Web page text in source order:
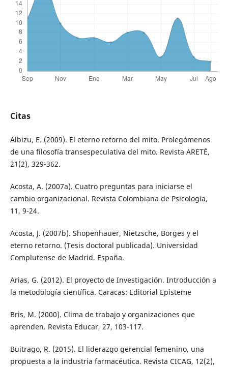
Citas
Albizu, E. (2009). El eterno retorno del mito. Prolegómenos
de una filosofía transespeculativa del mito. Revista ARETÉ,
21(2), 329-362.
Acosta, A. (2007a). Cuatro preguntas para iniciarse el
cambio organizacional. Revista Colombiana de Psicología,
11, 9-24.
Acosta, J. (2007b). Shopenhauer, Nietzsche, Borges y el
eterno retorno. (Tesis doctoral publicada). Universidad
Complutense de Madrid. España.
Arias, G. (2012). El proyecto de Investigación. Introducción a
la metodología científica. Caracas: Editorial Episteme
Bris, M. (2000). Clima de trabajo y organizaciones que
aprenden. Revista Educar, 27, 103-117.
Buitrago, R. (2015). El liderazgo gerencial femenino, una
propuesta a la industria farmacéutica. Revista CICAG, 12(2),